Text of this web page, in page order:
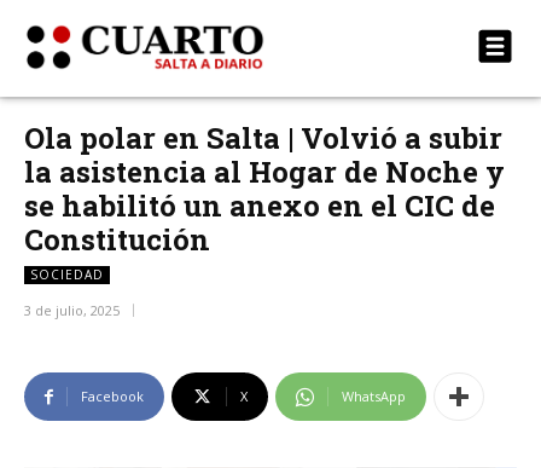
Ola polar en Salta | Volvió a subir
la asistencia al Hogar de Noche y
se habilitó un anexo en el CIC de
Constitución
SOCIEDAD
3 de julio, 2025
Facebook X WhatsApp